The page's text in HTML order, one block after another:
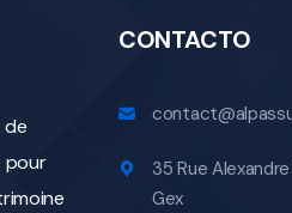
de
pour
CONTACTO
35 Rue
Gex